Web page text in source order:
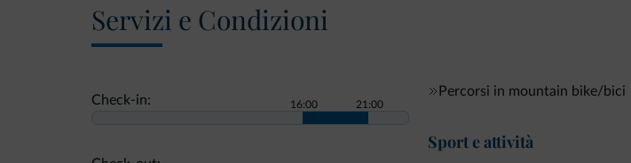
Servizi e Condizioni
Check-in: 16:00 21:00
Percorsi in mountain bike/bici
Sport e attività